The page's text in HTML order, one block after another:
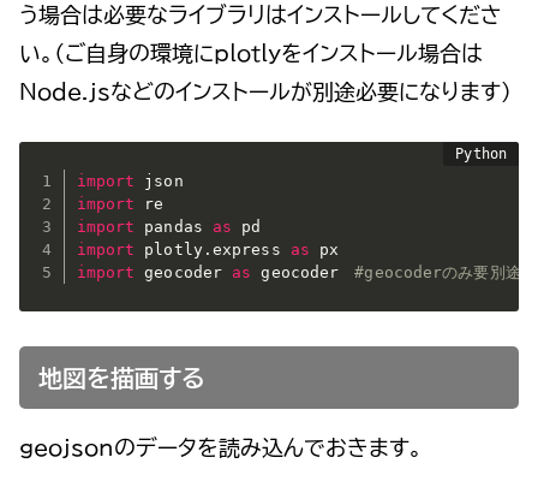
う場合は必要なライブラリはインストールしてくださ
い。（ご自身の環境にplotlyをインストール場合は
Node.jsなどのインストールが別途必要になります）
import
import
import pandas as
import plotly. express as
import geocoder as geocoder #geocoderのみ要別途イ
地図を描画する
geojsonのデータを読み込んでおきます。